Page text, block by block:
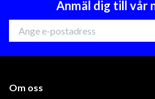
Anmäl dig till vår
Om oss